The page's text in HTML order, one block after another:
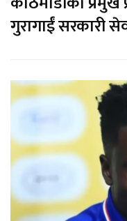
गुरागाईं सरकारी